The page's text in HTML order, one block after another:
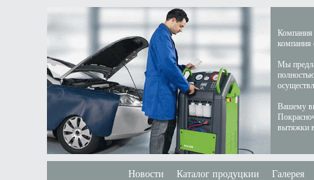
Компания
компания
Мы
Вашему
вытяжки
Новости Каталог продуцкии Галерея